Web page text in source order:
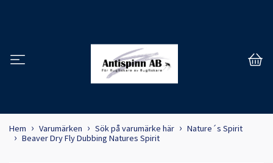
Hem Varumärken Sök på varumärke här
Nature´s Spirit
Beaver Dry Fly Dubbing Natures Spirit